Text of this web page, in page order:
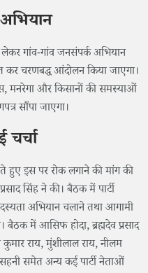
लेकर गांव-गांव जनसंपर्क अभियान
चरणबद्ध आंदोलन किया जाएगा।
मनरेगा और किसानों की समस्याओं
सौंपा जाएगा।
चर्चा
हुए इस पर रोक लगाने की मांग की
सिंह ने की। बैठक में पार्टी
अभियान चलाने तथा आगामी
में आसिफ होदा, ब्रह्मदेव प्रसाद
राय, मुंशीलाल राय, नीलम
समेत अन्य कई पार्टी नेताओं